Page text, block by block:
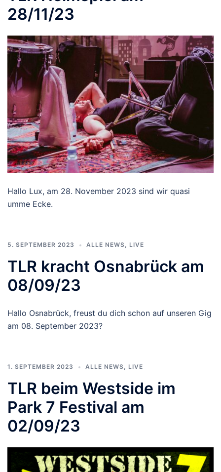
28/11/23
Hallo Lux, am 28. November 2023 sind wir quasi
umme Ecke.
5. SEPTEMBER 2023 ALLE NEWS, LIVE
TLR kracht Osnabrück am
08/09/23
Hallo Osnabrück, freust du dich schon auf unseren Gig
am 08. September 2023?
1. SEPTEMBER 2023 ALLE NEWS, LIVE
TLR beim Westside im
Park 7 Festival am
02/09/23